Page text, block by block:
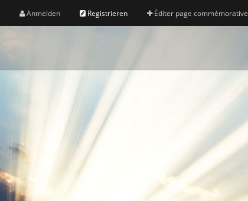
Anmelden Registrieren Éditer page commémorative